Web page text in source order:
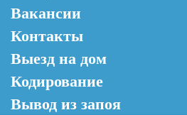
Вакансии
Контакты
Выезд на дом
Кодирование
Вывод из запоя